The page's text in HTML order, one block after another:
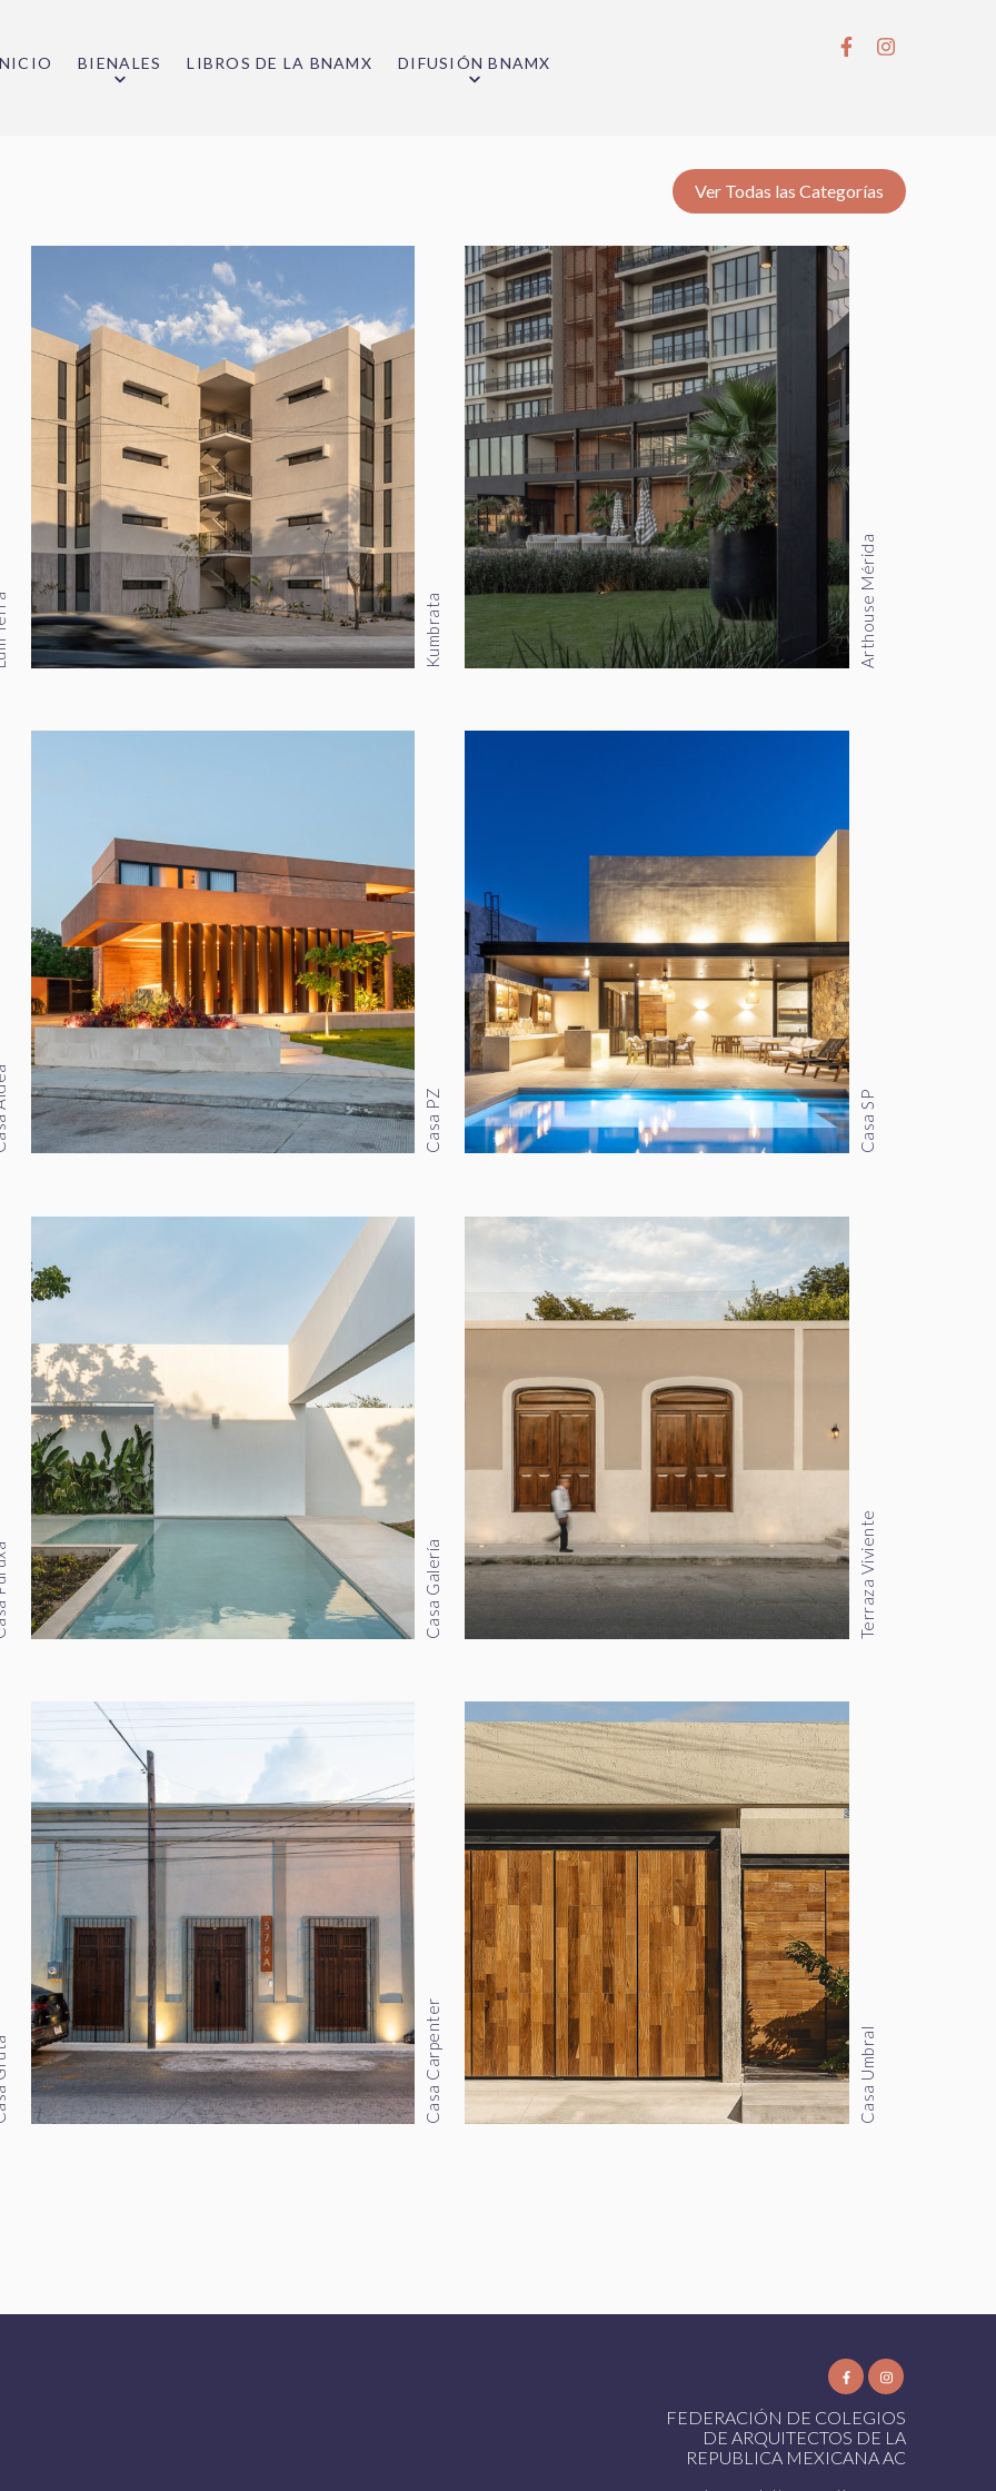
BIENALES LIBROS DE LA BNAMX DIFUSIÓN BNAMX
Ver Todas las Categorías
Kumbrata Arthouse Mérida
Casa PZ Casa SP
Casa Galería Terraza Viviente
Casa Carpenter Casa Umbral
FEDERACIÓN DE COLEGIOS
DE ARQUITECTOS DE LA
REPUBLICA MEXICANA AC